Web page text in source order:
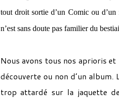
tout droit sortie d’un Comic ou d’un
n’est sans doute pas familier du
Nous avons tous nos aprioris
découverte ou non d’un
trop attardé sur la jaquette